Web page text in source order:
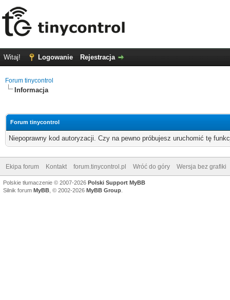
Witaj! Logowanie Rejestracja
Forum tinycontrol
Informacja
Forum tinycontrol
Niepoprawny kod autoryzacji. Czy na pewno próbujesz uruchomić tę
Ekipa forum Kontakt forum.tinycontrol.pl Wróć do góry Wersja bez grafiki
Polskie tłumaczenie © 2007-2026 Polski Support MyBB
Silnik forum MyBB , © 2002-2026 MyBB Group